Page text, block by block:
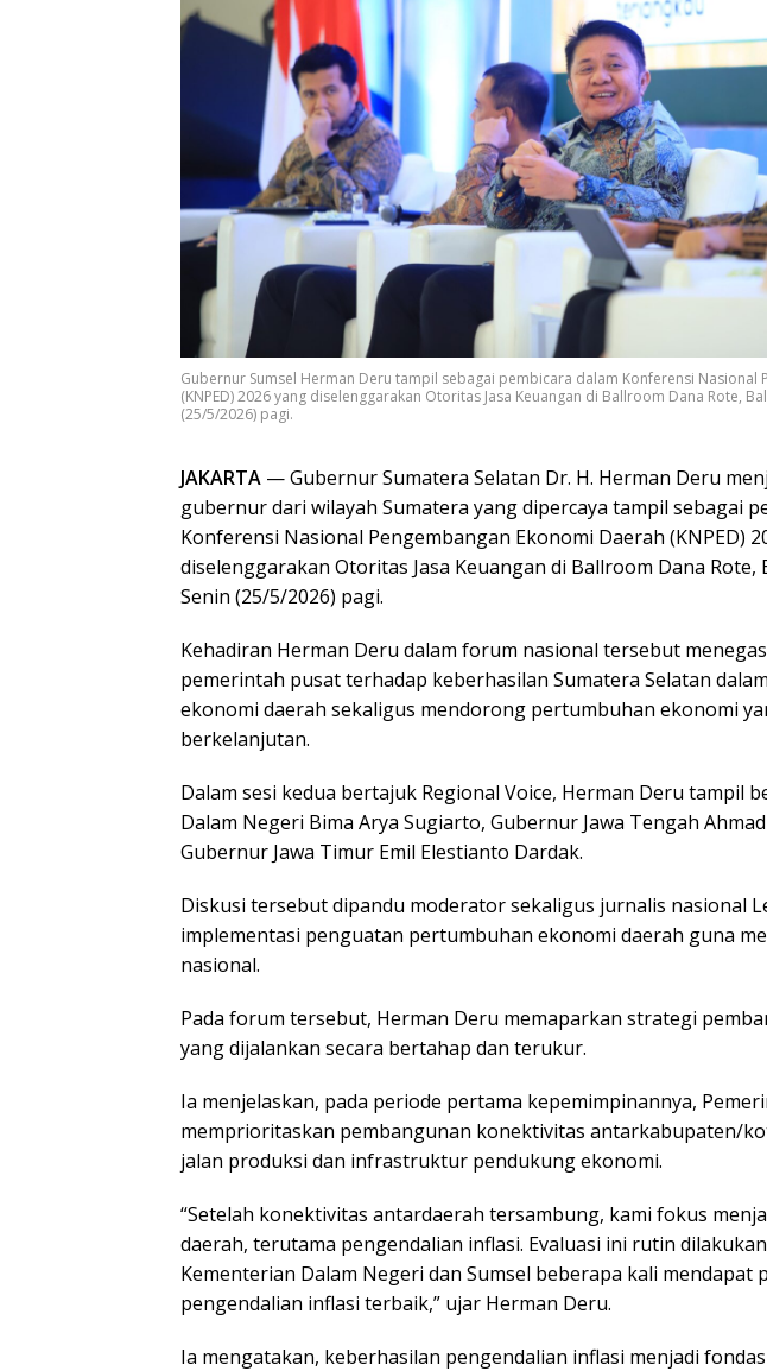
Gubernur Sumsel Herman Deru tampil sebagai pembicara dalam Konferensi Nasional
(KNPED) 2026 yang diselenggarakan Otoritas Jasa Keuangan di Ballroom Dana Rote,
(25/5/2026) pagi.
JAKARTA — Gubernur Sumatera Selatan Dr. H. Herman Deru
gubernur dari wilayah Sumatera yang dipercaya tampil sebagai
Konferensi Nasional Pengembangan Ekonomi Daerah (KNPED)
diselenggarakan Otoritas Jasa Keuangan di Ballroom Dana Rote,
Senin (25/5/2026) pagi.
Kehadiran Herman Deru dalam forum nasional tersebut
pemerintah pusat terhadap keberhasilan Sumatera Selatan
ekonomi daerah sekaligus mendorong pertumbuhan ekonomi
berkelanjutan.
Dalam sesi kedua bertajuk Regional Voice, Herman Deru tampil
Dalam Negeri Bima Arya Sugiarto, Gubernur Jawa Tengah
Gubernur Jawa Timur Emil Elestianto Dardak.
Diskusi tersebut dipandu moderator sekaligus jurnalis nasional
implementasi penguatan pertumbuhan ekonomi daerah guna
nasional.
Pada forum tersebut, Herman Deru memaparkan strategi
yang dijalankan secara bertahap dan terukur.
Ia menjelaskan, pada periode pertama kepemimpinannya,
memprioritaskan pembangunan konektivitas antarkabupaten/
jalan produksi dan infrastruktur pendukung ekonomi.
“Setelah konektivitas antardaerah tersambung, kami fokus
daerah, terutama pengendalian inflasi. Evaluasi ini rutin
Kementerian Dalam Negeri dan Sumsel beberapa kali mendapat
pengendalian inflasi terbaik,” ujar Herman Deru.
Ia mengatakan, keberhasilan pengendalian inflasi menjadi